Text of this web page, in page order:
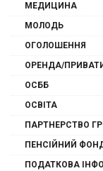
МЕДИЦИНА
МОЛОДЬ
ОГОЛОШЕННЯ
ОРЕНДА/
ОСББ
ОСВІТА
ПАРТНЕРСТВО
ПЕНСІЙНИЙ
ПОДАТКОВА